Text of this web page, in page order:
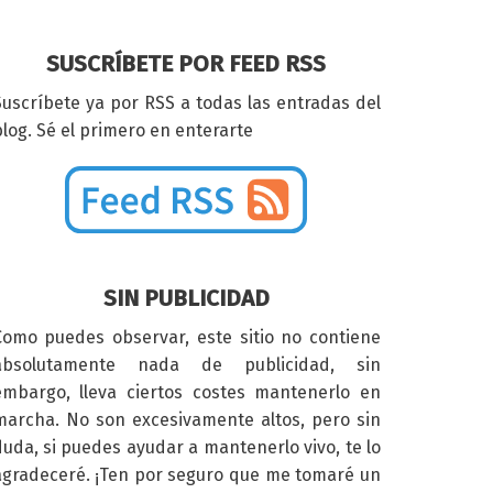
SUSCRÍBETE POR FEED RSS
ya por RSS a todas las entradas del
Sé el primero en enterarte
SIN PUBLICIDAD
puedes observar, este sitio no contiene
nada de publicidad, sin
lleva ciertos costes mantenerlo en
No son excesivamente altos, pero sin
si puedes ayudar a mantenerlo vivo, te lo
¡Ten por seguro que me tomaré un